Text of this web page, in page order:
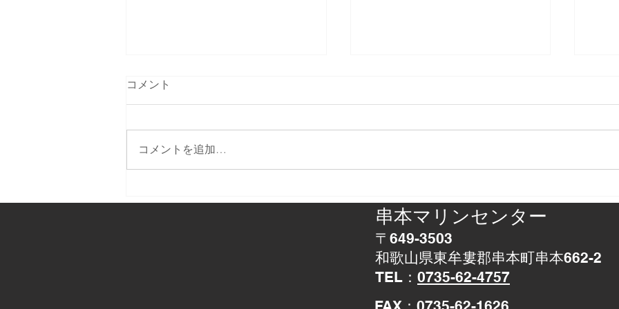
テレビで生中継します
正体判明
コメント
コメントを追加…
串本マリンセンター
〒649-3503
和歌山県東牟婁郡串本町串本662-2
TEL： 0735-62-4757